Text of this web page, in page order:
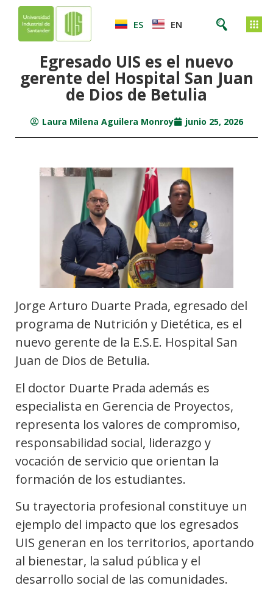
ES EN
Egresado UIS es el nuevo
gerente del Hospital San Juan
de Dios de Betulia
Laura Milena Aguilera Monroy junio 25, 2026
Jorge Arturo Duarte Prada, egresado del
programa de Nutrición y Dietética, es el
nuevo gerente de la E.S.E. Hospital San
Juan de Dios de Betulia.
El doctor Duarte Prada además es
especialista en Gerencia de Proyectos,
representa los valores de compromiso,
responsabilidad social, liderazgo y
vocación de servicio que orientan la
formación de los estudiantes.
Su trayectoria profesional constituye un
ejemplo del impacto que los egresados
UIS generan en los territorios, aportando
al bienestar, la salud pública y el
desarrollo social de las comunidades.